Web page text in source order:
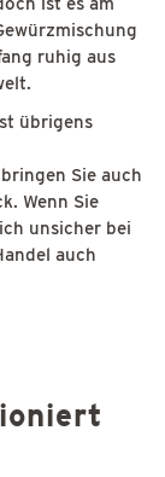
ruhig aus
übrigens
Sie auch
Wenn Sie
unsicher bei
auch